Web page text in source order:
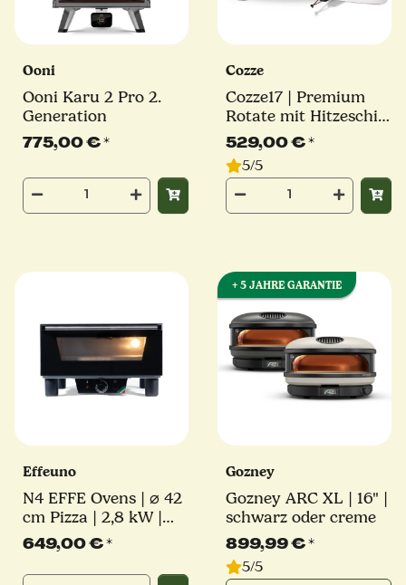
Ooni
Ooni Karu 2 Pro 2.
Generation
775,00 €*
Cozze
Cozze17 | Premium
Rotate mit Hitzeschild
| Elektro Pizzaofen |
2200W | Millarco
529,00 €*
5/5
Effeuno
N4 EFFE Ovens | ⌀ 42
cm Pizza | 2,8 kW |
inkl. original Effeuno-
Stein | Elektro
Pizzaofen
649,00 €*
+ 5 JAHRE GARANTIE
Gozney
Gozney ARC XL | 16" |
schwarz oder creme
899,99 €*
5/5